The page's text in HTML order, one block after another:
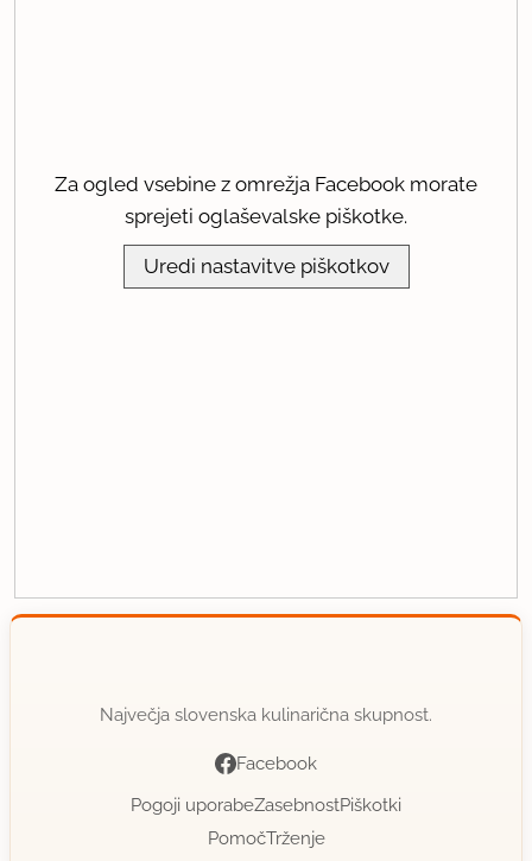
Za ogled vsebine z omrežja Facebook morate
sprejeti oglaševalske piškotke.
Uredi nastavitve piškotkov
Največja slovenska kulinarična skupnost.
Facebook
Pogoji uporabeZasebnostPiškotki
PomočTrženje